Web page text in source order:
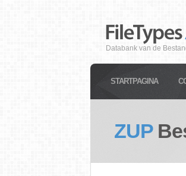
Databank van de
STARTPAGINA
ZUP